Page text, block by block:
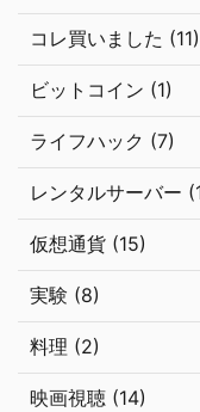
コレ買いました (11)
ビットコイン (1)
ライフハック (7)
レンタルサーバー
仮想通貨 (15)
実験 (8)
料理 (2)
映画視聴 (14)